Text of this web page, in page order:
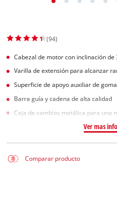
(94)
Cabezal de motor con inclinación de
Varilla de extensión para alcanzar
Superficie de apoyo auxiliar de
Barra guía y cadena de alta calidad
Caja de cambios metálica para una
Ver mas
Comparar producto